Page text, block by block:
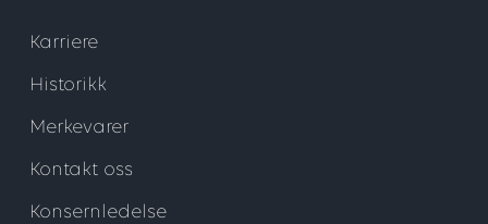
Karriere
Historikk
Merkevarer
Kontakt oss
Konsernledelse